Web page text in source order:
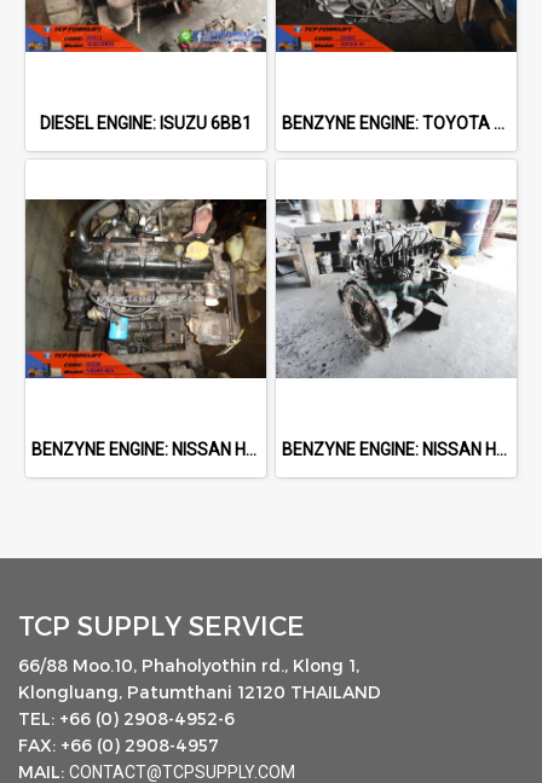
DIESEL ENGINE: ISUZU 6BB1 BENZYNE ENGINE: TOYOTA 4Y
BENZYNE ENGINE: NISSAN H25 BENZYNE ENGINE: NISSAN H25
TCP SUPPLY SERVICE
66/88 Moo.10, Phaholyothin rd., Klong 1,
Klongluang, Patumthani 12120 THAILAND
TEL: +66 (0) 2908-4952-6
FAX: +66 (0) 2908-4957
MAIL: CONTACT@TCPSUPPLY.COM